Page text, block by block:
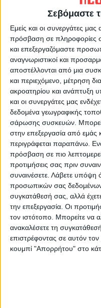
Σεβόμαστε
Εμείς και οι συνεργάτες
πρόσβαση σε πληροφορίες
και επεξεργαζόμαστε
αναγνωριστικοί και
αποστέλλονται από μια
και περιεχόμενο, μέτρηση
ακροατηρίου και ανάπτυξη
και οι συνεργάτες μας
δεδομένα γεωγραφικής
σάρωσης συσκευών.
στην επεξεργασία από εμάς
περιγράφεται παραπάνω.
πρόσβαση σε πιο
προτιμήσεις σας πριν
συναινέσετε. Λάβετε υπόψη
προσωπικών σας δεδομένων
συγκατάθεσή σας, αλλά
την επεξεργασία. Οι
τον ιστότοπο. Μπορείτε να
ανακαλέσετε τη
επιστρέφοντας σε αυτόν τον
κουμπί "Απορρήτου" στο
υλικά
χιλιομέτρων.
Τελευταίες Ειδήσεις
ΑΓΩΝ στο
Όλες οι
Καρδίτσας
ΠΡΟΗΓΟΥΜΕΝΟ ΑΡΘΡΟ
Από βδομάδα αναμένεται
τετ-α-τετ των αγροτών με
υπουργικό κλιμάκιο